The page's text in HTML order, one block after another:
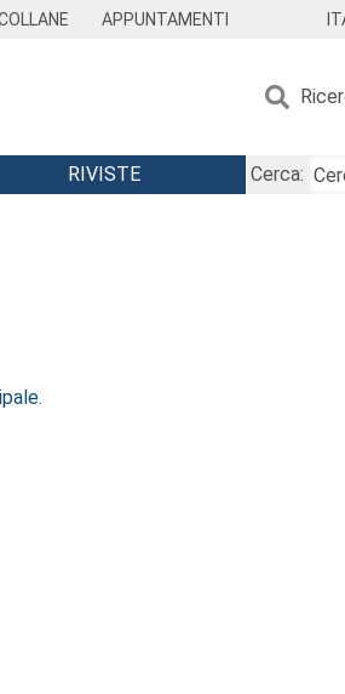
APPUNTAMENTI
RIVISTE
Cerca:
.